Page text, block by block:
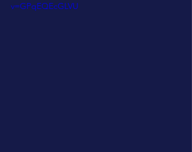
v=GPqEQEcGLVU